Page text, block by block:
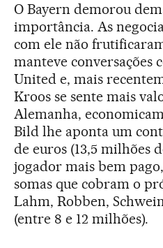
O Bayern demorou
importância. As
com ele não
manteve conversações
United e, mais
Kroos se sente mais
Alemanha,
Bild lhe aponta um
de euros (13,5 milhões
jogador mais bem
somas que cobram o
Lahm, Robben,
(entre 8 e 12 milhões).